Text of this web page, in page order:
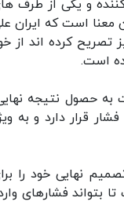
و یکی از طرف های
است که ایران علی
کرده اند از خود
است.
حصول نتیجه نهایی،
قرار دارد و به ویژه
نهایی خود را برای
فشارهای وارده